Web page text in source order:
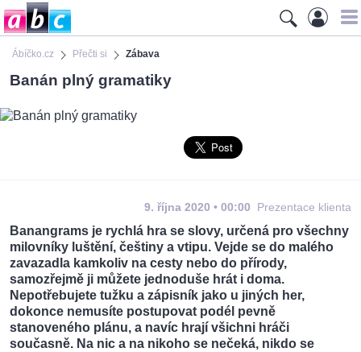
Ábíčko.cz Přečti si Zábava
Banán plný gramatiky
9. října 2020 • 00:00 Prezentace klienta
Banangrams je rychlá hra se slovy, určená pro všechny
milovníky luštění, češtiny a vtipu. Vejde se do malého
zavazadla kamkoliv na cesty nebo do přírody,
samozřejmě ji můžete jednoduše hrát i doma.
Nepotřebujete tužku a zápisník jako u jiných her,
dokonce nemusíte postupovat podél pevně
stanoveného plánu, a navíc hrají všichni hráči
současně. Na nic a na nikoho se nečeká, nikdo se